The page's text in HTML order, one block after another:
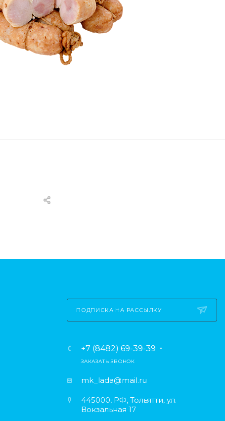
ПОДПИСКА НА РАССЫЛКУ
+7 (8482) 69-39-39
ЗАКАЗАТЬ ЗВОНОК
mk_lada@mail.ru
445000, РФ, Тольятти, ул.
Вокзальная 17